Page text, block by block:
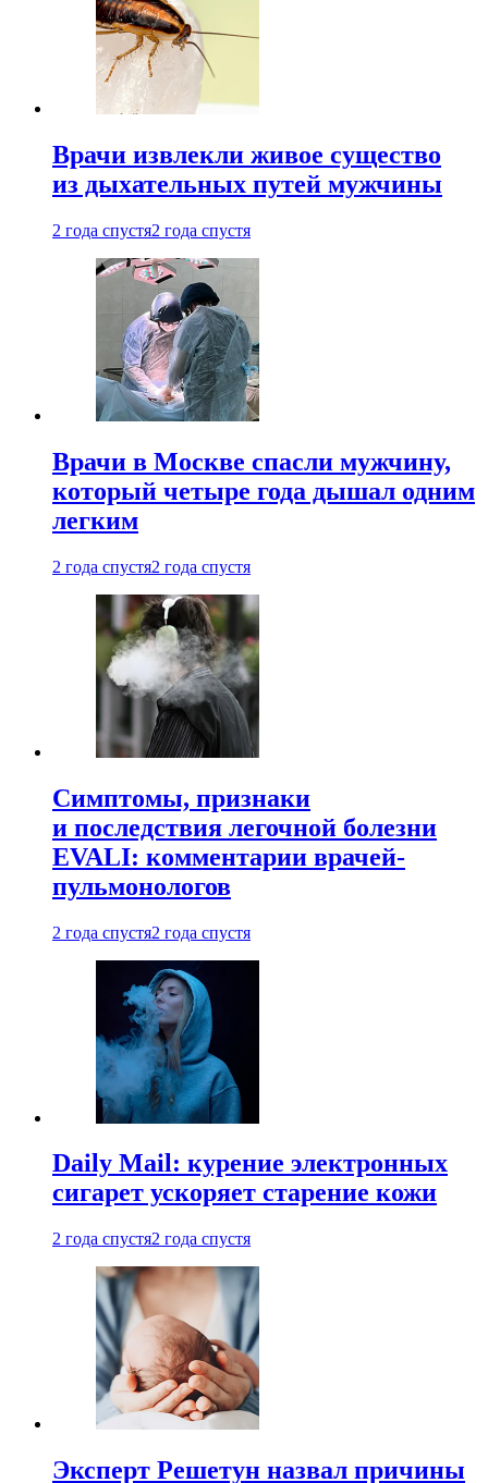
Врачи извлекли живое существо
из дыхательных путей мужчины
2 года спустя2 года спустя
Врачи в Москве спасли мужчину,
который четыре года дышал одним
легким
2 года спустя2 года спустя
Симптомы, признаки
и последствия легочной болезни
EVALI: комментарии врачей-
пульмонологов
2 года спустя2 года спустя
Daily Mail: курение электронных
сигарет ускоряет старение кожи
2 года спустя2 года спустя
Эксперт Решетун назвал причины